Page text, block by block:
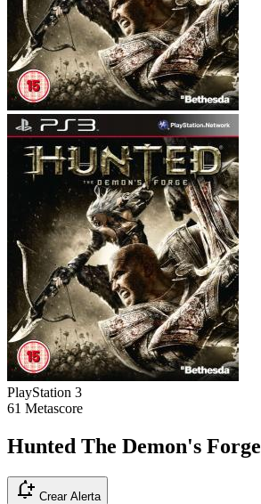
PlayStation 3
61 Metascore
Hunted The Demon's Forge
notification_add Crear Alerta